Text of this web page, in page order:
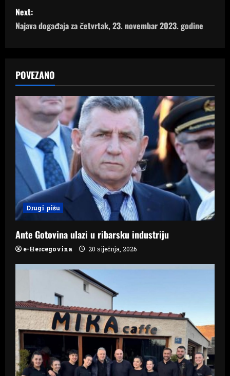
s
t
a
v
i
g
a
i
o
n
Next:
Najava događaja za četvrtak, 23. novembar 2023. godine
POVEZANO
Drugi pišu
Ante Gotovina ulazi u ribarsku industriju
e-Hercegovina 20 siječnja, 2026